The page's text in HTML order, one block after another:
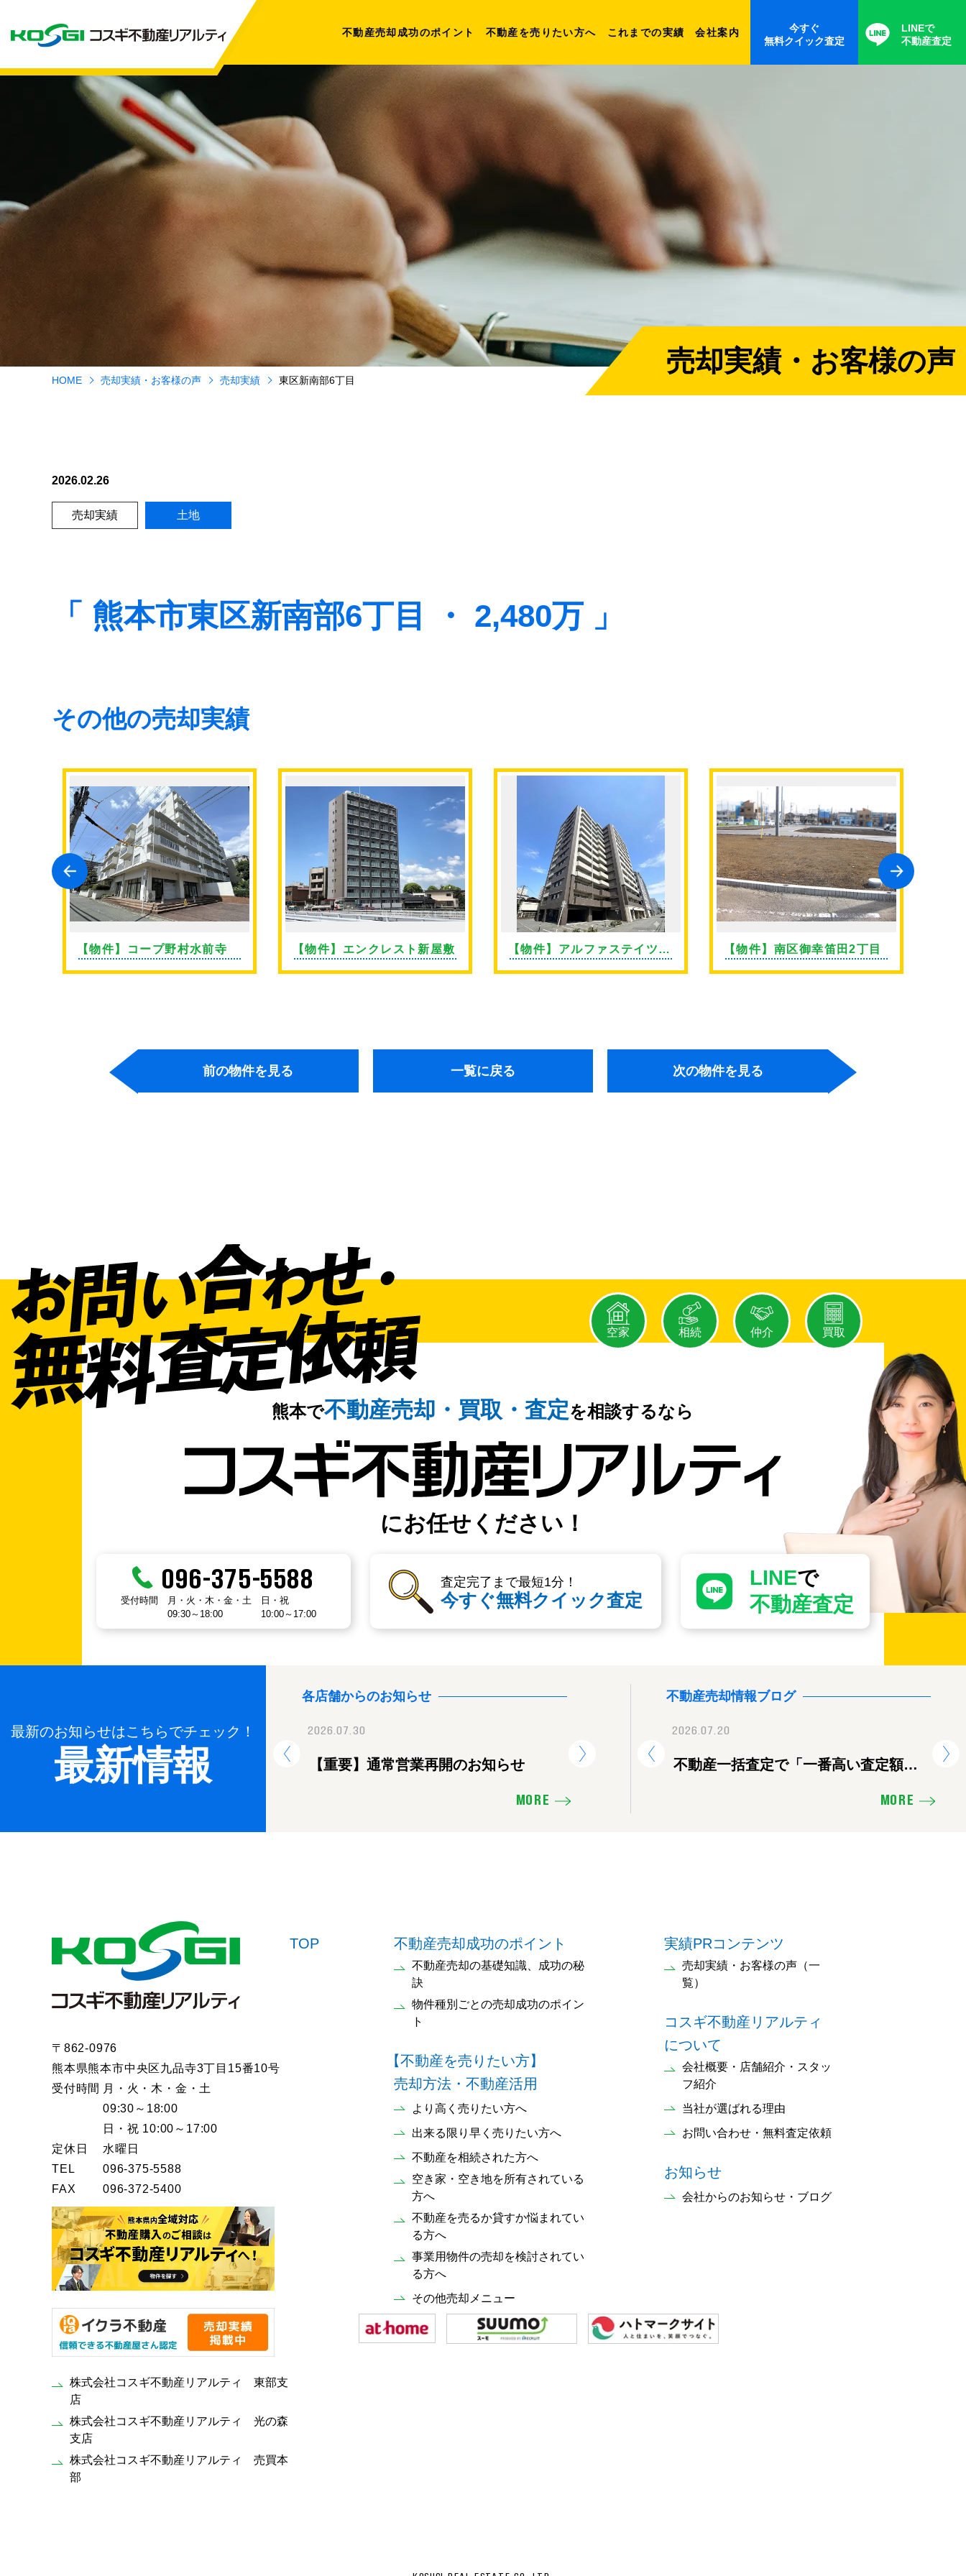
不動産売却成功のポイント 不動産を売りたい方へ これまでの実績 会社案内
今すぐ
無料クイック査定
LINEで
不動産査定
売却実績・お客様の声
HOME 売却実績・お客様の声 売却実績 東区新南部6丁目
2026.02.26
売却実績 土地
「 熊本市東区新南部6丁目 ・ 2,480万 」
その他の売却実績
【物件】コープ野村水前寺 【物件】エンクレスト新屋敷
【物件】アルファステイツ上
通東
【物件】南区御幸笛田2丁目
前の物件を見る 一覧に戻る 次の物件を見る
空家 相続 仲介 買取
熊本で不動産売却・ 買取・査定を相談するなら
にお任せください！
096-375-5588
受付時間
月・火・木・金・土
09:30～18:00
日・祝
10:00～17:00
査定完了まで最短1分！
今すぐ無料クイック査定
LINEで
不動産査定
最新のお知らせはこちらでチェック！
最新情報
各店舗からのお知らせ
2024.12.26
年末年始休業のお知らせ
2026.07.30
【重要】通常営業再開のお知らせ
【重要】地震に伴う臨時休業のお知ら
【重要】地震に伴
MORE
不動産売却情報ブログ
価格を下げたり、販売活動の見直し
2026.07.20
不動産一括査定で「一番高い査定額」
熊
MORE
〒862-0976
熊本県熊本市中央区九品寺3丁目15番10号
受付時間 月・火・木・金・土
09:30～18:00
日・祝 10:00～17:00
定休日
水曜日
TEL
096-375-5588
FAX
096-372-5400
株式会社コスギ不動産リアルティ 東部支
店
株式会社コスギ不動産リアルティ 光の森
支店
株式会社コスギ不動産リアルティ 売買本
部
TOP 不動産売却成功のポイント
不動産売却の基礎知識、成功の秘
訣
物件種別ごとの売却成功のポイン
ト
【不動産を売りたい方】
売却方法・不動産活用
より高く売りたい方へ
出来る限り早く売りたい方へ
不動産を相続された方へ
空き家・空き地を所有されている
方へ
不動産を売るか貸すか悩まれてい
る方へ
事業用物件の売却を検討されてい
る方へ
その他売却メニュー
実績PRコンテンツ
売却実績・お客様の声（一
覧）
コスギ不動産リアルティ
について
会社概要・店舗紹介・スタッ
フ紹介
当社が選ばれる理由
お問い合わせ・無料査定依頼
お知らせ
会社からのお知らせ・ブログ